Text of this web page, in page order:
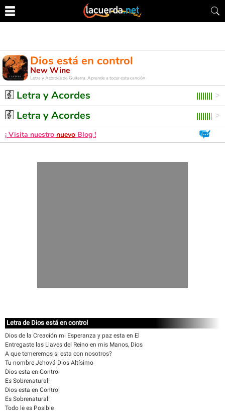
Dios está en control
New Wine
Letra y Acordes de Guitarra. Aprende a tocar esta canción
Letra y Acordes
Letra y Acordes
¡ Visita nuestro nuevo Blog !
Letra de Dios está en control
Dios de la Creación mi Esperanza y paz esta en El
Entregaste las Llaves del Reino en mis Manos, Dios
A que temeremos si esta con nosotros?
Tu nombre Jehová Dios Altísimo
Dios esta en Control
Es Sobrenatural!
Dios esta en Control
Es Sobrenatural!
Todo le es Posible